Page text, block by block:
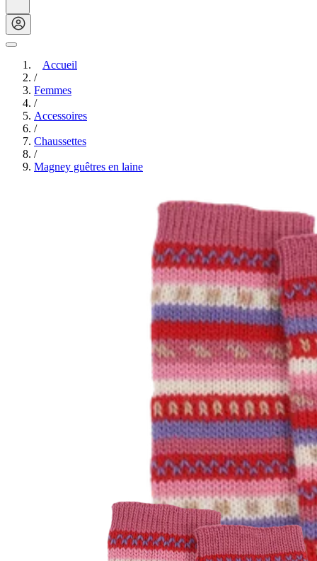
Accueil
/
Femmes
/
Accessoires
/
Chaussettes
/
Magney guêtres en laine